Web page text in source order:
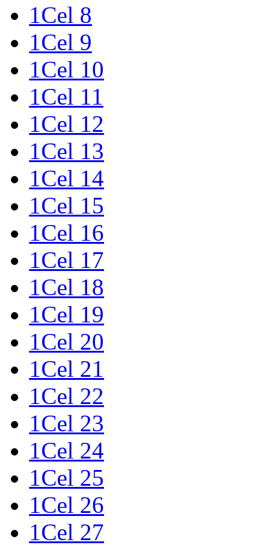
1Cel 8
1Cel 9
1Cel 10
1Cel 11
1Cel 12
1Cel 13
1Cel 14
1Cel 15
1Cel 16
1Cel 17
1Cel 18
1Cel 19
1Cel 20
1Cel 21
1Cel 22
1Cel 23
1Cel 24
1Cel 25
1Cel 26
1Cel 27